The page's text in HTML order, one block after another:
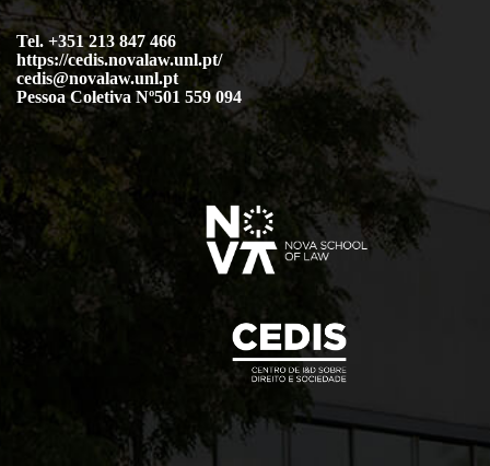
Tel. +351 213 847 466
https://cedis.novalaw.unl.pt/
cedis@novalaw.unl.pt
Pessoa Coletiva Nº501 559 094